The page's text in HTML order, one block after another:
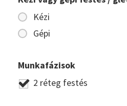
Kézi
Gépi
Munkafázisok
2 réteg festés